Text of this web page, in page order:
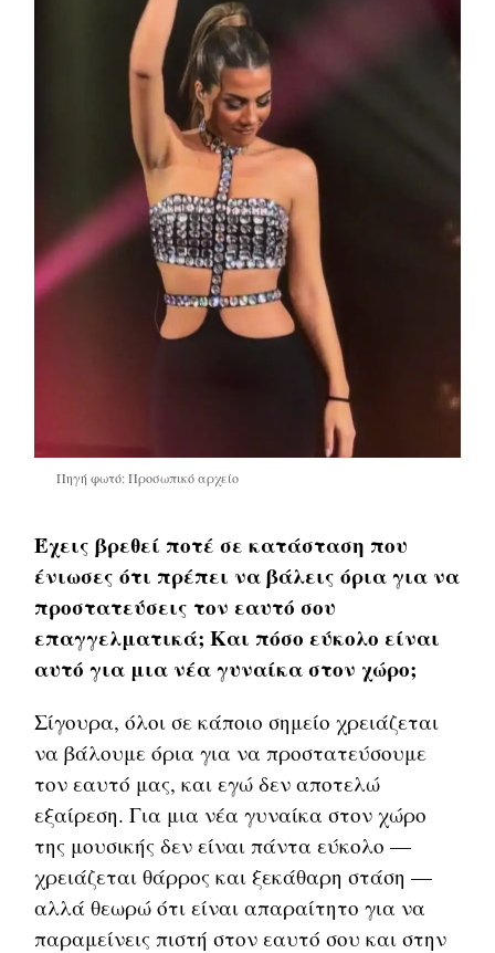
Πηγή φωτό: Προσωπικό αρχείο
Έχεις βρεθεί ποτέ σε κατάσταση που
ένιωσες ότι πρέπει να βάλεις όρια για να
προστατεύσεις τον εαυτό σου
επαγγελματικά; Και πόσο εύκολο είναι
αυτό για μια νέα γυναίκα στον χώρο;
Σίγουρα, όλοι σε κάποιο σημείο χρειάζεται
να βάλουμε όρια για να προστατεύσουμε
τον εαυτό μας, και εγώ δεν αποτελώ
εξαίρεση. Για μια νέα γυναίκα στον χώρο
της μουσικής δεν είναι πάντα εύκολο —
χρειάζεται θάρρος και ξεκάθαρη στάση —
αλλά θεωρώ ότι είναι απαραίτητο για να
παραμείνεις πιστή στον εαυτό σου και στην